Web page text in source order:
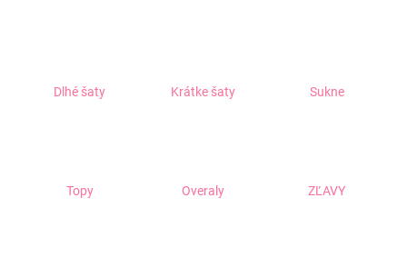
Dlhé šaty Krátke šaty Sukne
Topy Overaly ZĽAVY